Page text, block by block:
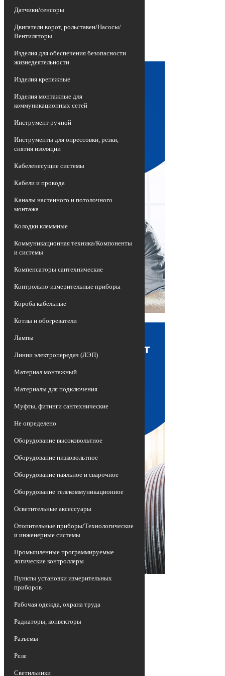
Датчики/сенсоры
Двигатели ворот, рольставен/Насосы/
Вентиляторы
Изделия для обеспечения безопасности
жизнедеятельности
Изделия крепежные
Изделия монтажные для
коммуникационных сетей
Инструмент ручной
Инструменты для опрессовки, резки,
снятия изоляции
Кабеленесущие системы
Кабели и провода
Каналы настенного и потолочного
монтажа
Колодки клеммные
Коммуникационная техника/Компоненты
и системы
Компенсаторы сантехнические
Контрольно-измерительные приборы
Короба кабельные
Котлы и обогреватели
Лампы
Линии электропередач (ЛЭП)
Материал монтажный
Материалы для подключения
Муфты, фитинги сантехнические
Не определено
Оборудование высоковольтное
Оборудование низковольтное
Оборудование паяльное и сварочное
Оборудование телекоммуникационное
Осветительные аксессуары
Отопительные приборы/Технологические
и инженерные системы
Промышленные программируемые
логические контроллеры
Пункты установки измерительных
приборов
Рабочая одежда, охрана труда
Радиаторы, конвекторы
Разъемы
Реле
Светильники
электропередач, представляющих собой
опасности, на более эффективные и
долговечные приспособления -
СИП.